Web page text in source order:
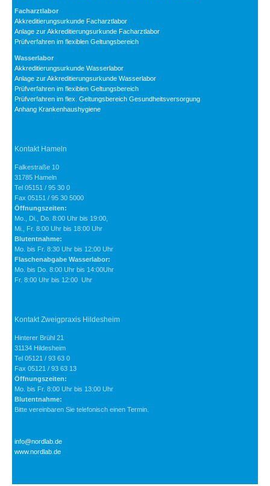
Facharztlabor
Akkreditierungsurkunde Facharztlabor
Anlage zur Akkreditierungsurkunde Facharztlabor
Prüfverfahren im flexiblen Geltungsbereich
Wasserlabor
Akkreditierungsurkunde Wasserlabor
Anlage zur Akkreditierungsurkunde Wasserlabor
Prüfverfahren im flexiblen Geltungsbereich
Prüfverfahren im flex. Geltungsbereich Gesundheitsversorgung
Anhang Krankenhaushygiene
Kontakt Hameln
Falkestraße 10
31785 Hameln
Tel 05151 / 95 30 0
Fax 05151 / 95 30 5000
Öffnungszeiten:
Mo., Di., Do. 8:00 Uhr bis 19:00,
Mi., Fr. 8:00 Uhr bis 18:00 Uhr
Blutentnahme:
Mo. bis Fr. 8:30 Uhr bis 12:00 Uhr
Flaschenabgabe Wasserlabor:
Mo. bis Do. 8:00 Uhr bis 14:00Uhr
Fr. 8:00 Uhr bis 12:00 Uhr
Kontakt Zweigpraxis Hildesheim
Hinterer Brühl 21
31134 Hildesheim
Tel 05121 / 93 63 0
Fax 05121 / 93 63 13
Öffnungszeiten:
Mo. bis Fr. 8:00 Uhr bis 13:00 Uhr
Blutentnahme:
Bitte vereinbaren Sie telefonisch einen Termin.
info@nordlab.de
www.nordlab.de